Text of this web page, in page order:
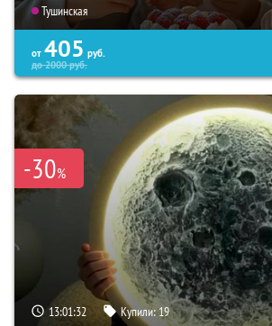
Тушинская
от 405 руб.
до2000руб.
-30%
13:01:31 Купили:19